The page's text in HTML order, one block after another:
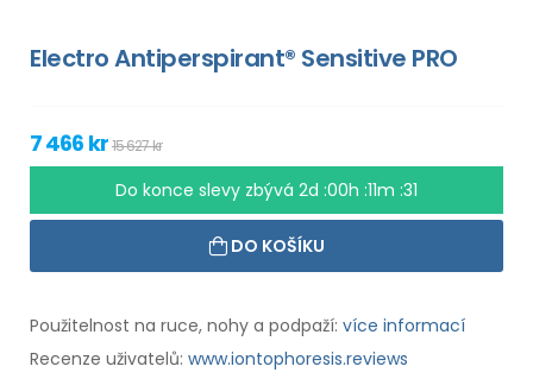
Electro Antiperspirant® Sensitive PRO
7 466 kr15 627 kr
Do konce slevy zbývá 2d :00h :11m :30
DO KOŠÍKU
Použitelnost na ruce, nohy a podpaží: více informací
Recenze uživatelů: www.iontophoresis.reviews